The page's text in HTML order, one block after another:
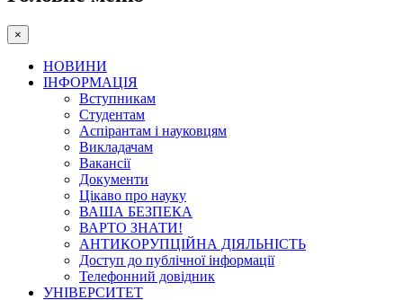
×
НОВИНИ
ІНФОРМАЦІЯ
Вступникам
Студентам
Аспірантам і науковцям
Викладачам
Вакансії
Документи
Цікаво про науку
ВАША БЕЗПЕКА
ВАРТО ЗНАТИ!
АНТИКОРУПЦІЙНА ДІЯЛЬНІСТЬ
Доступ до публічної інформації
Телефонний довідник
УНІВЕРСИТЕТ